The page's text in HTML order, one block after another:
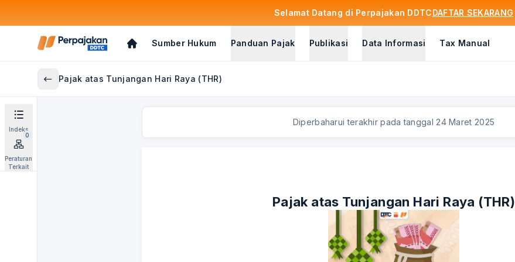
Selamat Datang di Perpajakan DDTCDAFTAR SEKARANG
Sumber Hukum Panduan Pajak Publikasi Data Informasi Tax Manual
Pajak atas Tunjangan Hari Raya (THR)
Indeks
0
Peraturan
Terkait
Diperbaharui terakhir pada tanggal 24 Maret 2025
Pajak atas Tunjangan Hari Raya (THR)